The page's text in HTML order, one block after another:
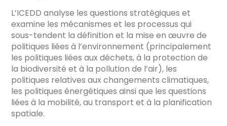
L’ICEDD analyse les questions stratégiques et
examine les mécanismes et les processus qui
sous-tendent la définition et la mise en œuvre de
politiques liées à l’environnement (principalement
les politiques liées aux déchets, à la protection de
la biodiversité et à la pollution de l’air), les
politiques relatives aux changements climatiques,
les politiques énergétiques ainsi que les questions
liées à la mobilité, au transport et à la planification
spatiale.